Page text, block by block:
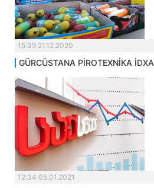
15:39 21.12.2020
GÜRCÜSTANA PİROTEXNİKA
12:34 05.01.2021